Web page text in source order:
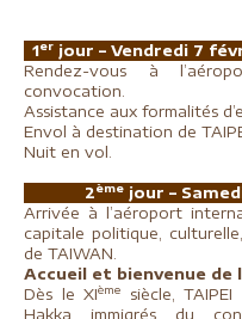
1er jour – Vendredi 7
Rendez-vous à
convocation.
Assistance aux formalités
Envol à destination de
Nuit en vol.
2ème jour –
Arrivée à l’aéroport
capitale politique,
de TAIWAN.
Accueil et bienvenue
Dès le XIème
siècle,
Hakka immigrés du